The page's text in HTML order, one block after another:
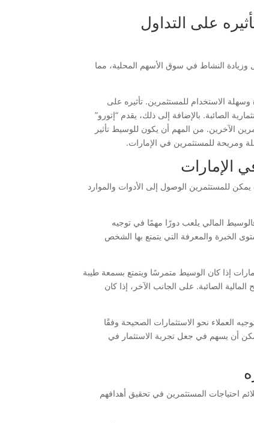
على التداول
النشاط في سوق الأسهم المحلية، مما
الاستخدام للمستثمرين. تأثيره على
الصائبة. بالإضافة إلى ذلك، يقدم “إتورو”
الآخرين. من المهم أن يكون للوسيط تأثير
ومريحة للمستثمرين في الإمارات.
الإمارات
للمستثمرين الوصول إلى الأدوات والموارد
المالي يلعب دورًا مهمًا في توجيه
الخبرة والمعرفة التي يتمتع بها الشخص
إذا كان الوسيط متمرسًا ويتمتع بسمعة طيبة
الصائبة. على الجانب الآخر، إذا كان
العملاء نحو الاستثمارات الصحيحة وفقًا
يمكن أن يسهم في جعل تجربة الاستثمار في
احتياجات المستثمرين في تحقيق أهدافهم